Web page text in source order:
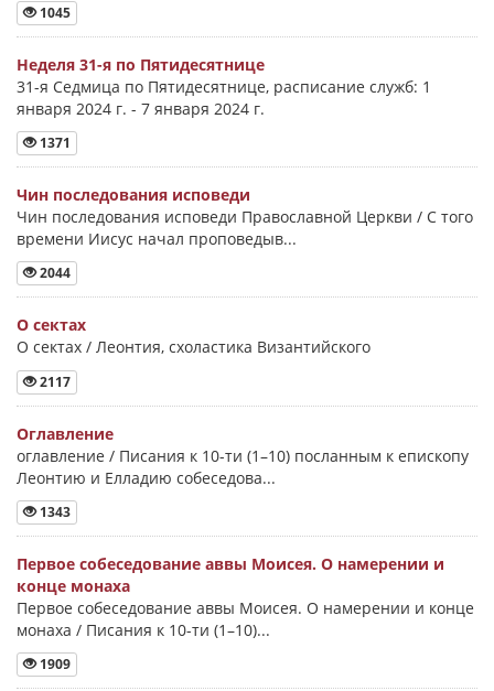
1045
Неделя 31-я по Пятидесятнице
31-я Седмица по Пятидесятнице, расписание служб: 1
января 2024 г. - 7 января 2024 г.
1371
Чин последования исповеди
Чин последования исповеди Православной Церкви / С того
времени Иисус начал проповедыв...
2044
О сектах
О сектах / Леонтия, схоластика Византийского
2117
Оглавление
оглавление / Писания к 10-ти (1–10) посланным к епископу
Леонтию и Елладию собеседова...
1343
Первое собеседование аввы Моисея. О намерении и
конце монаха
Первое собеседование аввы Моисея. О намерении и конце
монаха / Писания к 10-ти (1–10)...
1909